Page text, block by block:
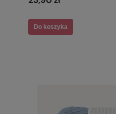
Do koszyka